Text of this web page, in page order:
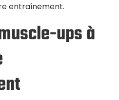
entraînement.
ups à